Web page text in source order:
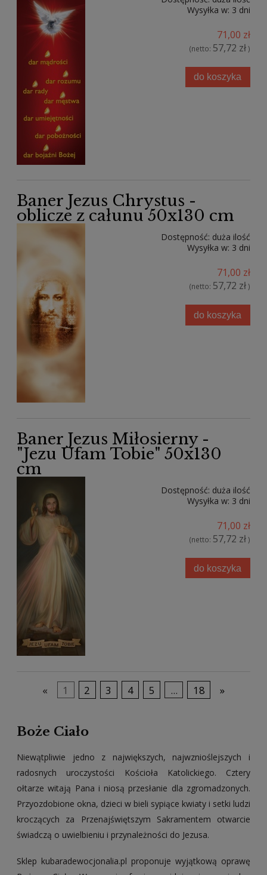
Wysyłka w: 3 dni
71,00 zł
(netto: 57,72 zł)
do koszyka
Baner Jezus Chrystus -
oblicze z całunu 50x130 cm
Dostępność: duża ilość
Wysyłka w: 3 dni
71,00 zł
(netto: 57,72 zł)
do koszyka
Baner Jezus Miłosierny -
"Jezu Ufam Tobie" 50x130
cm
Dostępność: duża ilość
Wysyłka w: 3 dni
71,00 zł
(netto: 57,72 zł)
do koszyka
« 1 2 3 4 5 ... 18 »
Boże Ciało
Niewątpliwie jedno z największych, najwznioślejszych i
radosnych uroczystości Kościoła Katolickiego. Cztery
ołtarze witają Pana i niosą przesłanie dla zgromadzonych.
Przyozdobione okna, dzieci w bieli sypiące kwiaty i setki ludzi
kroczących za Przenajświętszym Sakramentem otwarcie
świadczą o uwielbieniu i przynależności do Jezusa.
Sklep kubaradewocjonalia.pl proponuje wyjątkową oprawę